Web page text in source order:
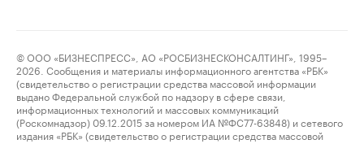
© ООО «БИЗНЕСПРЕСС», АО «РОСБИЗНЕСКОНСАЛТИНГ», 1995–
2026. Сообщения и материалы информационного агентства «РБК»
(свидетельство о регистрации средства массовой информации
выдано Федеральной службой по надзору в сфере связи,
информационных технологий и массовых коммуникаций
(Роскомнадзор) 09.12.2015 за номером ИА №ФС77-63848) и сетевого
издания «РБК» (свидетельство о регистрации средства массовой